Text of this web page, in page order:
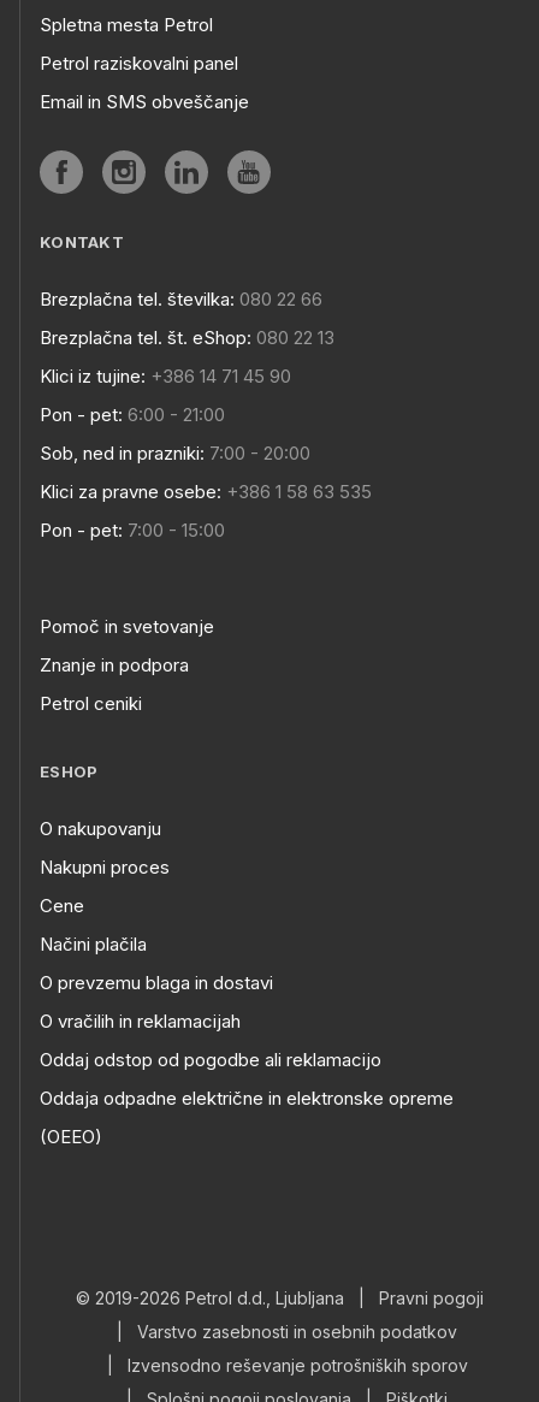
Spletna mesta Petrol
Petrol raziskovalni panel
Email in SMS obveščanje
KONTAKT
Brezplačna tel. številka: 080 22 66
Brezplačna tel. št. eShop: 080 22 13
Klici iz tujine: +386 14 71 45 90
Pon - pet: 6:00 - 21:00
Sob, ned in prazniki: 7:00 - 20:00
Klici za pravne osebe: +386 1 58 63 535
Pon - pet: 7:00 - 15:00
Pomoč in svetovanje
Znanje in podpora
Petrol ceniki
ESHOP
O nakupovanju
Nakupni proces
Cene
Načini plačila
O prevzemu blaga in dostavi
O vračilih in reklamacijah
Oddaj odstop od pogodbe ali reklamacijo
Oddaja odpadne električne in elektronske opreme
(OEEO)
© 2019-2026 Petrol d.d., Ljubljana
Pravni pogoji
Varstvo zasebnosti in osebnih podatkov
Izvensodno reševanje potrošniških sporov